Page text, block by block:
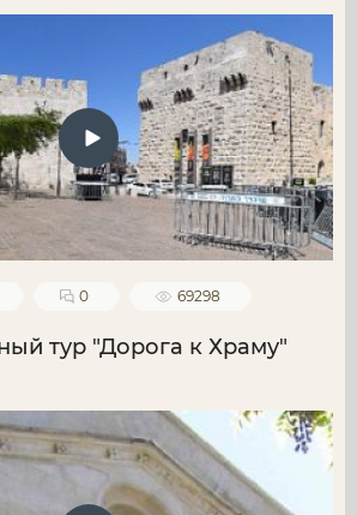
0 69298
тур "Дорога к Храму"